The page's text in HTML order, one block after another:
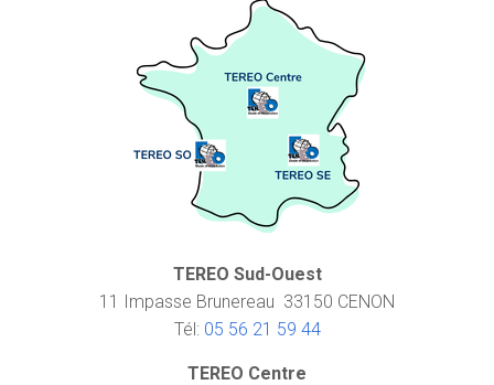
TEREO Sud-Ouest
11 Impasse Brunereau 33150 CENON
Tél: 05 56 21 59 44
TEREO Centre